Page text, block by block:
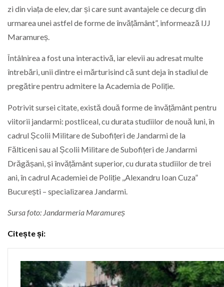
zi din viața de elev, dar și care sunt avantajele ce decurg din
urmarea unei astfel de forme de învățământ”, informează IJJ
Maramureș.
Întâlnirea a fost una interactivă, iar elevii au adresat multe
întrebări, unii dintre ei mărturisind că sunt deja în stadiul de
pregătire pentru admitere la Academia de Poliție.
Potrivit sursei citate, există două forme de învățământ pentru
viitorii jandarmi: postliceal, cu durata studiilor de nouă luni, în
cadrul Școlii Militare de Subofițeri de Jandarmi de la
Fălticeni sau al Școlii Militare de Subofițeri de Jandarmi
Drăgășani, și învățământ superior, cu durata studiilor de trei
ani, în cadrul Academiei de Poliție ,,Alexandru Ioan Cuza”
București – specializarea Jandarmi.
Sursa foto: Jandarmeria Maramureș
Citește și: